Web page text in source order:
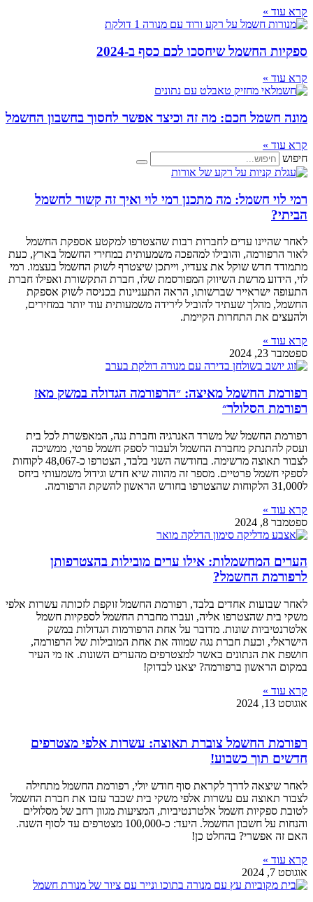
קרא עוד »
ספקיות החשמל שיחסכו לכם כסף ב-2024
קרא עוד »
מונה חשמל חכם: מה זה וכיצד אפשר לחסוך בחשבון החשמל
קרא עוד »
חיפוש
רמי לוי חשמל: מה מתכנן רמי לוי ואיך זה קשור לחשמל
הביתי?
לאחר שהיינו עדים לחברות רבות שהצטרפו למקטע אספקת החשמל
לאור הרפורמה, והובילו למהפכה משמעותית במחירי החשמל בארץ, כעת
מתמודד חדש שוקל את צעדיו, וייתכן שיצטרף לשוק החשמל בעצמו. רמי
לוי, הידוע מרשת השיווק המפורסמת שלו, חברת התקשורת ואפילו חברת
התעופה ישראייר שברשותו, הראה התעניינות בכניסה לשוק אספקת
החשמל, מהלך שעתיד להוביל לירידה משמעותית עוד יותר במחירים,
ולהעצים את התחרות הקיימת.
קרא עוד »
ספטמבר 23, 2024
רפורמת החשמל מאיצה: ״הרפורמה הגדולה במשק מאז
רפורמת הסלולר״
רפורמת החשמל של משרד האנרגיה וחברת נגה, המאפשרת לכל בית
ועסק להתנתק מחברת החשמל ולעבור לספק חשמל פרטי, ממשיכה
לצבור תאוצה מרשימה. בחודשה השני בלבד, הצטרפו כ-48,067 לקוחות
לספקי חשמל פרטיים. מספר זה מהווה שיא חדש וגידול משמעותי ביחס
ל31,000 הלקוחות שהצטרפו בחודש הראשון להשקת הרפורמה.
קרא עוד »
ספטמבר 8, 2024
הערים המחשמלות: אילו ערים מובילות בהצטרפותן
לרפורמת החשמל?
לאחר שבועות אחדים בלבד, רפורמת החשמל זוקפת לזכותה עשרות אלפי
משקי בית שהצטרפו אליה, ועברו מחברת החשמל לספקיות חשמל
אלטרנטיביות שונות. מדובר על אחת הרפורמות הגדולות במשק
הישראלי, וכעת חברת נגה שמווה את אחת המובילות של הרפורמה,
חושפת את הנתונים באשר למצטרפים מהערים השונות. אז מי העיר
במקום הראשון ברפורמה? יצאנו לבדוק!
קרא עוד »
אוגוסט 13, 2024
רפורמת החשמל צוברת תאוצה: עשרות אלפי מצטרפים
חדשים תוך כשבוע!
לאחר שיצאה לדרך לקראת סוף חודש יולי, רפורמת החשמל מתחילה
לצבור תאוצה עם עשרות אלפי משקי בית שכבר עזבו את חברת החשמל
לטובת ספקיות חשמל אלטרנטיביות, המציעות מגוון רחב של מסלולים
והנחות על חשבון החשמל. היעד: כ-100,000 מצטרפים עד לסוף השנה.
האם זה אפשרי? בהחלט כן!
קרא עוד »
אוגוסט 7, 2024